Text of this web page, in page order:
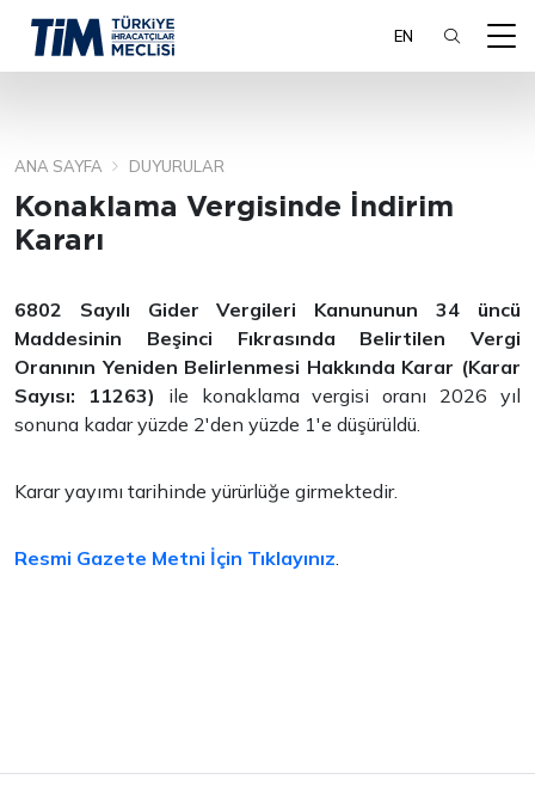
EN
ANA SAYFA DUYURULAR
Konaklama Vergisinde İndirim
Kararı
6802 Sayılı Gider Vergileri Kanununun 34 üncü
Maddesinin Beşinci Fıkrasında Belirtilen Vergi
Oranının Yeniden Belirlenmesi Hakkında Karar (Karar
Sayısı: 11263) ile konaklama vergisi oranı 2026 yıl
sonuna kadar yüzde 2'den yüzde 1'e düşürüldü.
Karar yayımı tarihinde yürürlüğe girmektedir.
Resmi Gazete Metni İçin Tıklayınız.